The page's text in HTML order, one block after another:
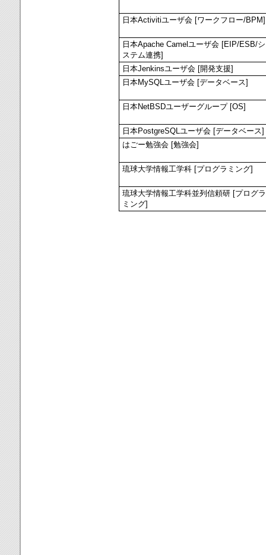
日本Activitiユーザ会 [ワークフロー/BPM]
日本Apache Camelユーザ会 [EIP/ESB/シ
ステム連携]
日本Jenkinsユーザ会 [開発支援]
日本MySQLユーザ会 [データベース]
日本NetBSDユーザーグループ [OS]
日本PostgreSQLユーザ会 [データベース]
はごー勉強会 [勉強会]
琉球大学情報工学科 [プログラミング]
琉球大学情報工学科並列信頼研 [プログラ
ミング]